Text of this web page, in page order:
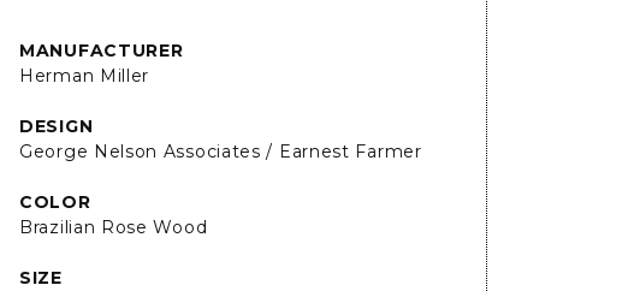
MANUFACTURER
Herman Miller
DESIGN
George Nelson Associates / Earnest Farmer
COLOR
Brazilian Rose Wood
SIZE